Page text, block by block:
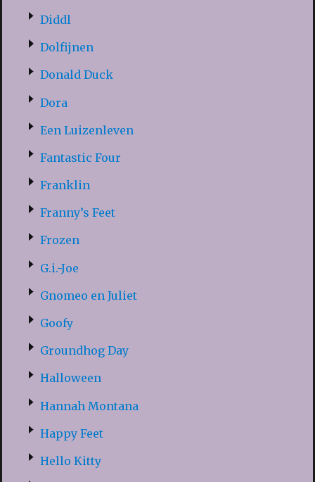
Diddl
Dolfijnen
Donald Duck
Dora
Een Luizenleven
Fantastic Four
Franklin
Franny’s Feet
Frozen
G.i.-Joe
Gnomeo en Juliet
Goofy
Groundhog Day
Halloween
Hannah Montana
Happy Feet
Hello Kitty